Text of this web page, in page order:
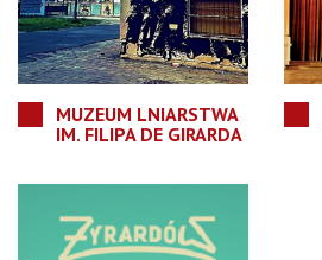
MUZEUM LNIARSTWA
IM. FILIPA DE GIRARDA